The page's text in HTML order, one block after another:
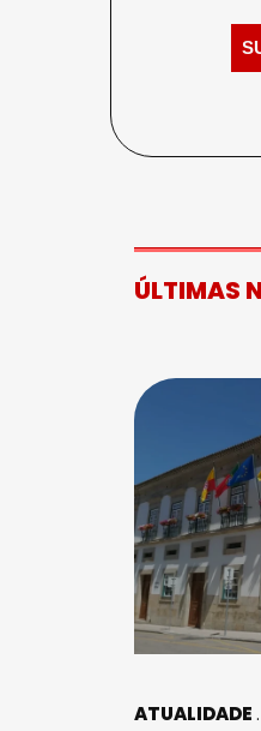
ÚLTIMAS
ATUALIDADE